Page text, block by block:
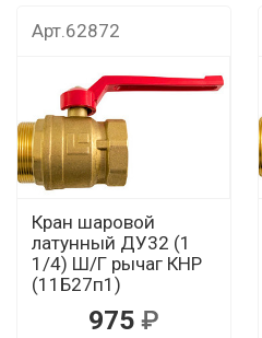
Арт.62872
Кран шаровой
латунный ДУ32 (1
1/4) Ш/Г рычаг КНР
(11Б27п1)
975